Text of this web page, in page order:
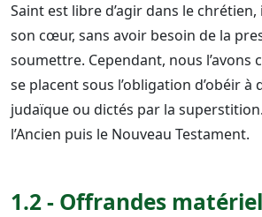
Saint est libre d’agir dans le
son cœur, sans avoir besoin de la
soumettre. Cependant, nous
se placent sous l’obligation d’obéir
judaïque ou dictés par la
l’Ancien puis le Nouveau Testament.
1.2 - Offrandes